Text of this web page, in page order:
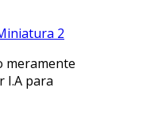
meramente
I.A para